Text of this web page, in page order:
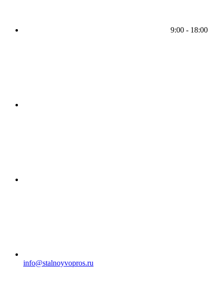
9:00 - 18:00
info@stalnoyvopros.ru